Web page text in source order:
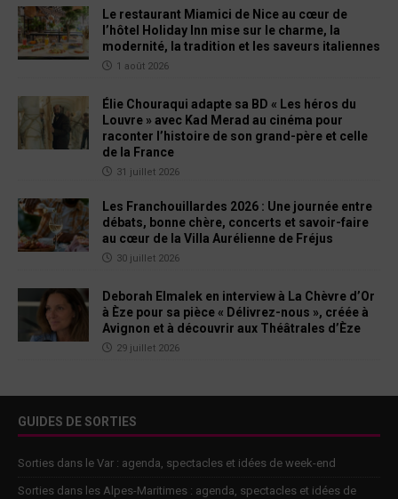
Le restaurant Miamici de Nice au cœur de
l’hôtel Holiday Inn mise sur le charme, la
modernité, la tradition et les saveurs italiennes
1 août 2026
Élie Chouraqui adapte sa BD « Les héros du
Louvre » avec Kad Merad au cinéma pour
raconter l’histoire de son grand-père et celle
de la France
31 juillet 2026
Les Franchouillardes 2026 : Une journée entre
débats, bonne chère, concerts et savoir-faire
au cœur de la Villa Aurélienne de Fréjus
30 juillet 2026
Deborah Elmalek en interview à La Chèvre d’Or
à Èze pour sa pièce « Délivrez-nous », créée à
Avignon et à découvrir aux Théâtrales d’Èze
29 juillet 2026
GUIDES DE SORTIES
Sorties dans le Var : agenda, spectacles et idées de week-end
Sorties dans les Alpes-Maritimes : agenda, spectacles et idées de